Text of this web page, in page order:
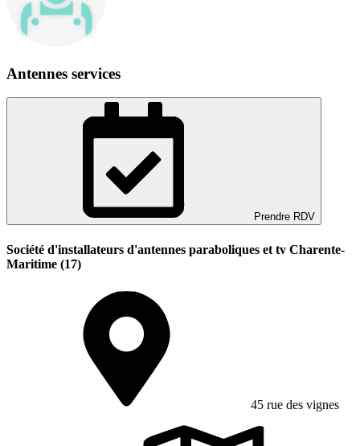
Antennes services
Prendre RDV
Société d'installateurs d'antennes paraboliques et tv Charente-
Maritime (17)
45 rue des vignes